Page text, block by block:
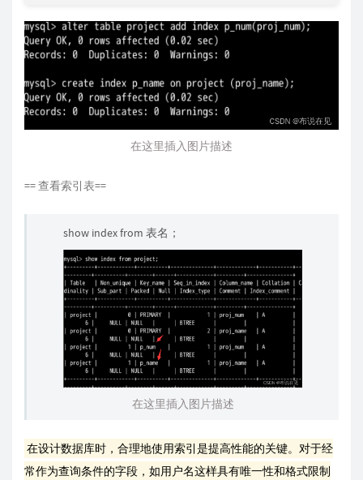
在这里插入图片描述
== 查看索引表==
show index from 表名；
在这里插入图片描述
在设计数据库时，合理地使用索引是提高性能的关键。对于经
常作为查询条件的字段，如用户名这样具有唯一性和格式限制